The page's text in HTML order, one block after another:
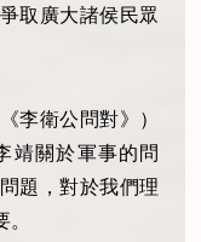
取廣大諸侯民眾
李衛公問對》）
靖關於軍事的問
題，對於我們理